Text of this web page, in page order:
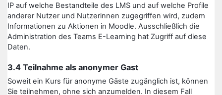
IP auf welche Bestandteile des LMS und auf welche Profile
anderer Nutzer und Nutzerinnen zugegriffen wird, zudem
Informationen zu Aktionen in Moodle. Ausschließlich die
Administration des Teams E-Learning hat Zugriff auf diese
Daten.
3.4 Teilnahme als anonymer Gast
Soweit ein Kurs für anonyme Gäste zugänglich ist, können
Sie teilnehmen, ohne sich anzumelden. In diesem Fall